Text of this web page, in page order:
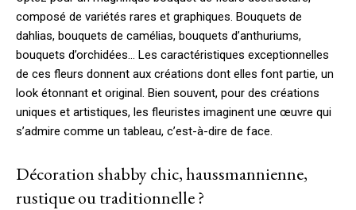
composé de variétés rares et graphiques. Bouquets de
dahlias, bouquets de camélias, bouquets d’anthuriums,
bouquets d’orchidées… Les caractéristiques exceptionnelles
de ces fleurs donnent aux créations dont elles font partie, un
look étonnant et original. Bien souvent, pour des créations
uniques et artistiques, les fleuristes imaginent une œuvre qui
s’admire comme un tableau, c’est-à-dire de face.
Décoration shabby chic, haussmannienne,
rustique ou traditionnelle ?